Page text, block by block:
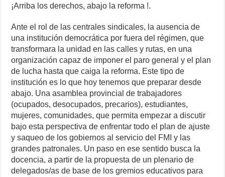
¡Arriba los derechos, abajo la reforma !.
Ante el rol de las centrales sindicales, la ausencia de
una institución democrática por fuera del régimen, que
transformara la unidad en las calles y rutas, en una
organización capaz de imponer el paro general y el plan
de lucha hasta que caiga la reforma. Este tipo de
institución es lo que hoy tenemos que preparar desde
abajo. Una asamblea provincial de trabajadores
(ocupados, desocupados, precarios), estudiantes,
mujeres, comunidades, que permita empezar a discutir
bajo esta perspectiva de enfrentar todo el plan de ajuste
y saqueo de los gobiernos al servicio del FMI y las
grandes patronales. Un paso en ese sentido busca la
docencia, a partir de la propuesta de un plenario de
delegados/as de base de los gremios educativos para